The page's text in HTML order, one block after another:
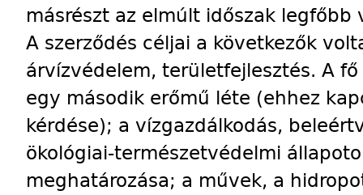
másrészt az elmúlt időszak
A szerződés céljai a következők
árvízvédelem, területfejlesztés. A
egy második erőmű léte (ehhez
kérdése); a vízgazdálkodás,
ökológiai-természetvédelmi
meghatározása; a művek, a